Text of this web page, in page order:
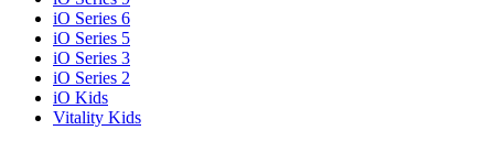
iO Series 6
iO Series 5
iO Series 3
iO Series 2
iO Kids
Vitality Kids